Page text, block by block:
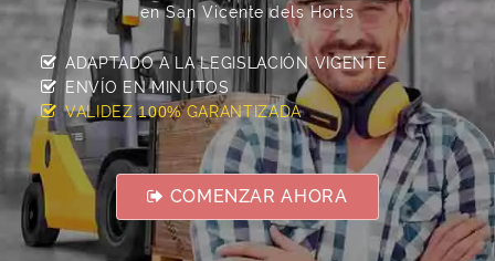
en San Vicente dels Horts
ADAPTADO A LA LEGISLACIÓN VIGENTE
ENVÍO ENMINUTOS
VALIDEZ100%GARANTIZADA
COMENZAR AHORA